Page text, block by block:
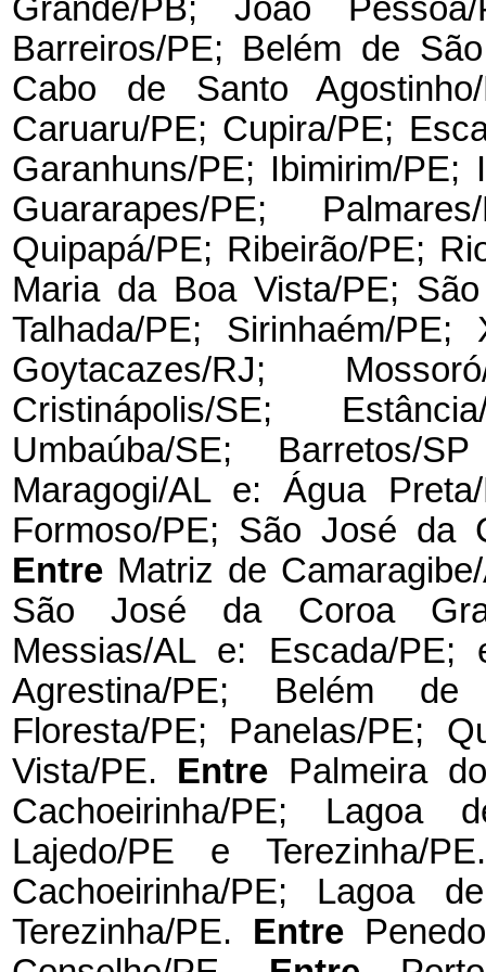
Grande/PB; João
Barreiros/PE; Belém de
Cabo de Santo
Caruaru/PE; Cupira/PE;
Garanhuns/PE; Ibimirim/
Guararapes/PE;
Quipapá/PE; Ribeirão/PE;
Maria da Boa Vista/PE;
Talhada/PE; Sirinhaém/
Goytacazes/RJ;
Cristinápolis/SE;
Umbaúba/SE;
Maragogi/AL e: Água
Formoso/PE; São José da
Entre Matriz de
São José da Coroa
Messias/AL e: Escada/
Agrestina/PE; Belém de
Floresta/PE; Panelas/PE;
Vista/PE. Entre Palmeira
Cachoeirinha/PE; Lagoa
Lajedo/PE e Terezinha/
Cachoeirinha/PE; Lagoa
Terezinha/PE. Entre